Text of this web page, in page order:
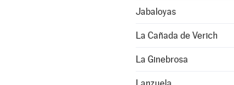
Jabaloyas
La Cañada de Verich
La Ginebrosa